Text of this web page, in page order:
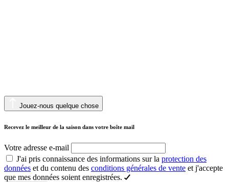
Jouez-nous quelque chose
Recevez le meilleur de la saison dans votre boîte mail
Votre adresse e-mail
J'ai pris connaissance des informations sur la protection des
données et du contenu des conditions générales de vente et j'accepte
que mes données soient enregistrées.